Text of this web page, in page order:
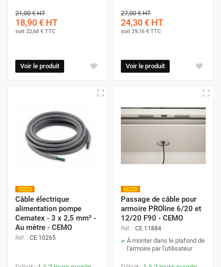
21,00 €HT
18,90 € HT
soit 22,68 € TTC
Voir le produit
27,00 €HT
24,30 € HT
soit 29,16 € TTC
Voir le produit
Câble électrique
alimentation pompe
Cematex - 3 x 2,5 mm² -
Au mètre - CEMO
Réf. : CE 10265
Passage de câble pour
armoire PROline 6/20 et
12/20 F90 - CEMO
Réf. : CE 11884
À monter dans le plafond de
l'armoire par l'utilisateur